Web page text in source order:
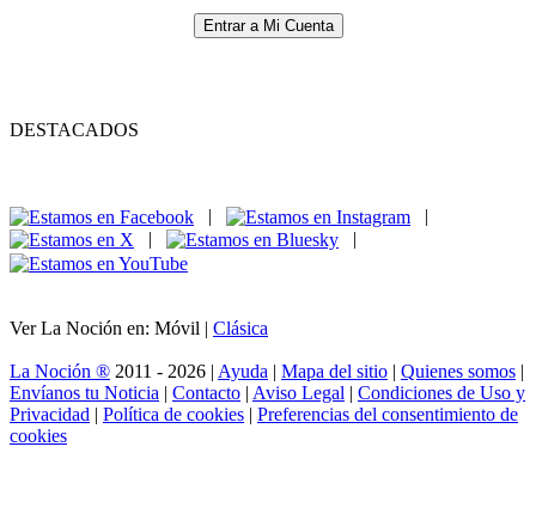
Entrar a Mi Cuenta
DESTACADOS
|
|
|
|
Ver La Noción en: Móvil | Clásica
La Noción ® 2011 - 2026 | Ayuda | Mapa del sitio | Quienes somos |
Envíanos tu Noticia | Contacto | Aviso Legal | Condiciones de Uso y
Privacidad | Política de cookies | Preferencias del consentimiento de
cookies